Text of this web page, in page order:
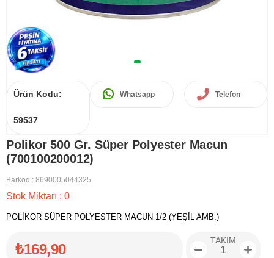
Ürün Kodu:
59537
Whatsapp Telefon
Polikor 500 Gr. Süper Polyester Macun
(700100200012)
Barkod : 8690005044325
Stok Miktarı : 0
POLİKOR SÜPER POLYESTER MACUN 1/2 (YEŞİL AMB.)
₺169,90
TAKIM